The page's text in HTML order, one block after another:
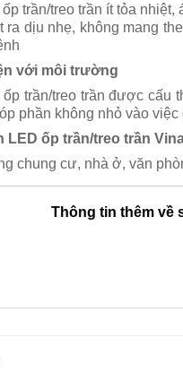
trần/treo trần ít tỏa
ra dịu nhẹ, không mang
với môi trường
trần/treo trần được cấu
phần không nhỏ vào
LED ốp trần/treo trần
chung cư, nhà ở, văn
Thông tin thêm về